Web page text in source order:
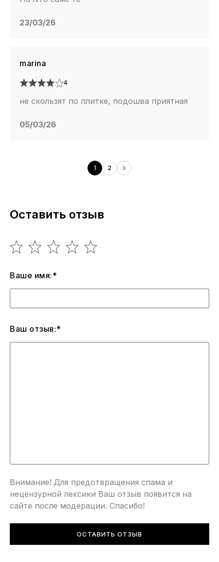
23/03/26
marina
4
не скользят по плитке, подошва приятная
05/03/26
1 2
Оставить отзыв
Ваше имя:*
Ваш отзыв:*
Внимание! Для предотвращения спама и
нецензурной лексики Ваш отзыв появится на
сайте после модерации. Спасибо!
ОСТАВИТЬ ОТЗЫВ